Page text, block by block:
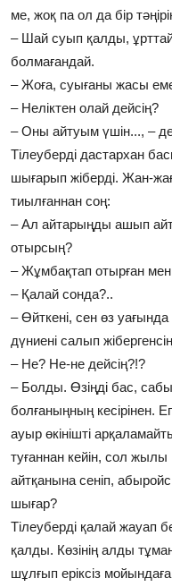
ме, жоқ па ол да бір
– Шай суып қалды,
болмағандай.
– Жоға, суығаны жасы
– Неліктен олай дейсің?
– Оны айтуым үшін..., –
Тілеуберді дастархан
шығарып жіберді. Жан-
тиылғаннан соң:
– Ал айтарыңды ашып
отырсың?
– Жұмбақтап отырған мен
– Қалай сонда?..
– Өйткені, сен өз
дүниені салып
– Не? Не-не дейсің?!?
– Болды. Өзіңді бас,
болғаныңның кесірінен.
ауыр өкінішті
туғаннан кейін, сол жылы
айтқанына сеніп,
шығар?
Тілеуберді қалай жауап
қалды. Көзінің алды
шұлғып еріксіз